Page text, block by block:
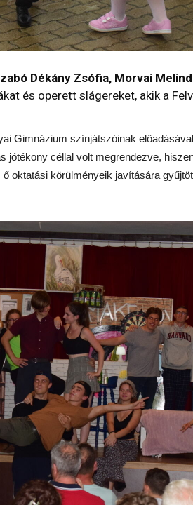
Dékány Zsófia, Morvai
és operett slágereket, akik a
Gimnázium színjátszóinak
jótékony céllal volt megrendezve,
oktatási körülményeik javítására